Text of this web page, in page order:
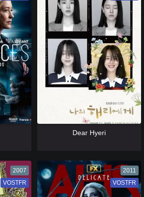
Dear Hyeri
2007
VF
VOSTFR
2011
VF
VOSTFR